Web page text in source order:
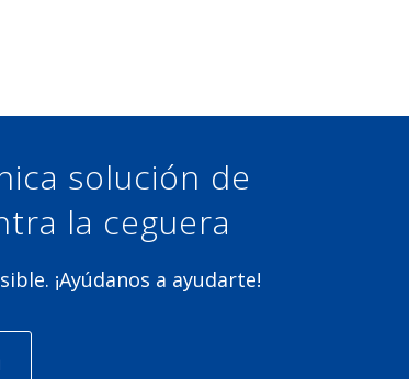
solución de
la ceguera
¡Ayúdanos a ayudarte!